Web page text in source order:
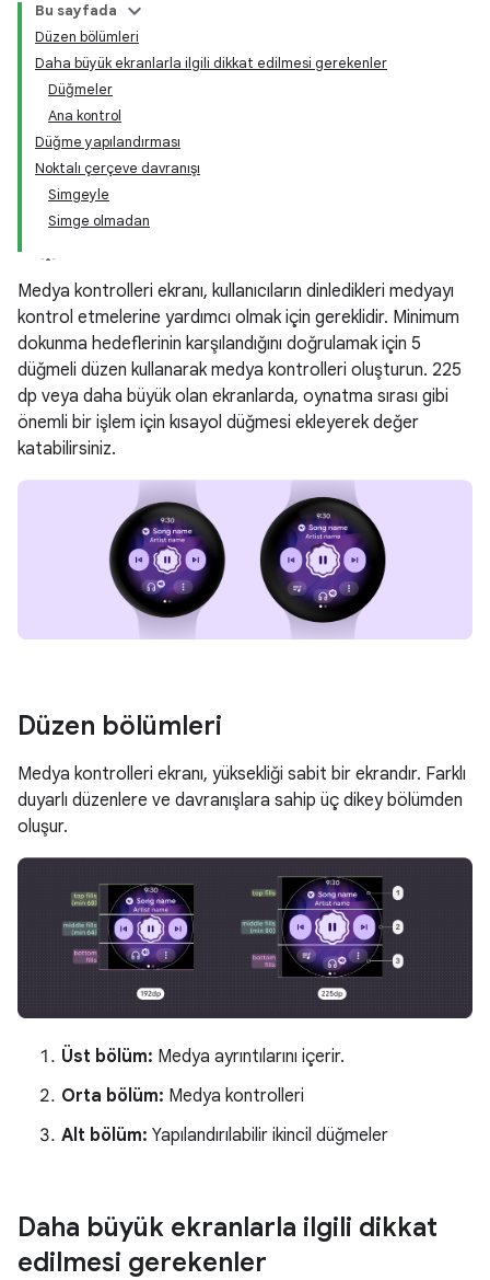
Bu sayfada
Düzen bölümleri
Daha büyük ekranlarla ilgili dikkat edilmesi gerekenler
Düğmeler
Ana kontrol
Düğme yapılandırması
Noktalı çerçeve davranışı
Simgeyle
Simge olmadan
Medya kontrolleri ekranı, kullanıcıların dinledikleri medyayı
kontrol etmelerine yardımcı olmak için gereklidir. Minimum
dokunma hedeflerinin karşılandığını doğrulamak için 5
düğmeli düzen kullanarak medya kontrolleri oluşturun. 225
dp veya daha büyük olan ekranlarda, oynatma sırası gibi
önemli bir işlem için kısayol düğmesi ekleyerek değer
katabilirsiniz.
Düzen bölümleri
Medya kontrolleri ekranı, yüksekliği sabit bir ekrandır. Farklı
duyarlı düzenlere ve davranışlara sahip üç dikey bölümden
oluşur.
Üst bölüm: Medya ayrıntılarını içerir.
Orta bölüm: Medya kontrolleri
Alt bölüm: Yapılandırılabilir ikincil düğmeler
Daha büyük ekranlarla ilgili dikkat
edilmesi gerekenler